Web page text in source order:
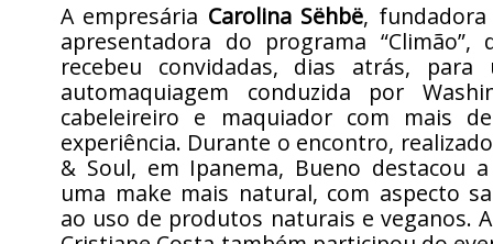
A empresária Carolina Sëhbë, fundadora
apresentadora do programa “Climão”,
recebeu convidadas, dias atrás,
automaquiagem conduzida por
cabeleireiro e maquiador com mais
experiência. Durante o encontro,
& Soul, em Ipanema, Bueno destacou
uma make mais natural, com aspecto
ao uso de produtos naturais e veganos.